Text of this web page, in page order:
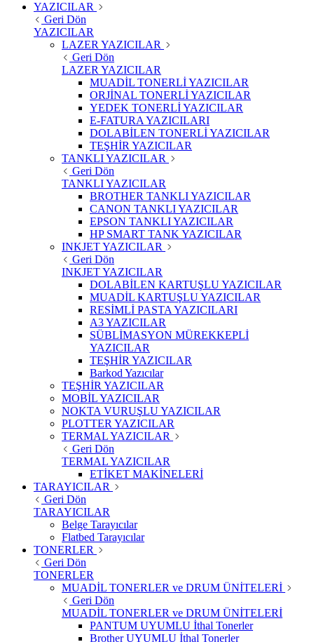
YAZICILAR
Geri Dön
YAZICILAR
LAZER YAZICILAR
Geri Dön
LAZER YAZICILAR
MUADİL TONERLİ YAZICILAR
ORJİNAL TONERLİ YAZICILAR
YEDEK TONERLİ YAZICILAR
E-FATURA YAZICILARI
DOLABİLEN TONERLİ YAZICILAR
TEŞHİR YAZICILAR
TANKLI YAZICILAR
Geri Dön
TANKLI YAZICILAR
BROTHER TANKLI YAZICILAR
CANON TANKLI YAZICILAR
EPSON TANKLI YAZICILAR
HP SMART TANK YAZICILAR
INKJET YAZICILAR
Geri Dön
INKJET YAZICILAR
DOLABİLEN KARTUŞLU YAZICILAR
MUADİL KARTUŞLU YAZICILAR
RESİMLİ PASTA YAZICILARI
A3 YAZICILAR
SÜBLİMASYON MÜREKKEPLİ
YAZICILAR
TEŞHİR YAZICILAR
Barkod Yazıcılar
TEŞHİR YAZICILAR
MOBİL YAZICILAR
NOKTA VURUŞLU YAZICILAR
PLOTTER YAZICILAR
TERMAL YAZICILAR
Geri Dön
TERMAL YAZICILAR
ETİKET MAKİNELERİ
TARAYICILAR
Geri Dön
TARAYICILAR
Belge Tarayıcılar
Flatbed Tarayıcılar
TONERLER
Geri Dön
TONERLER
MUADİL TONERLER ve DRUM ÜNİTELERİ
Geri Dön
MUADİL TONERLER ve DRUM ÜNİTELERİ
PANTUM UYUMLU İthal Tonerler
Brother UYUMLU İthal Tonerler